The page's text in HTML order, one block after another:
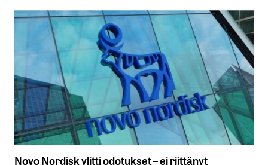
Novo Nordisk ylitti odotukset – ei riittänyt